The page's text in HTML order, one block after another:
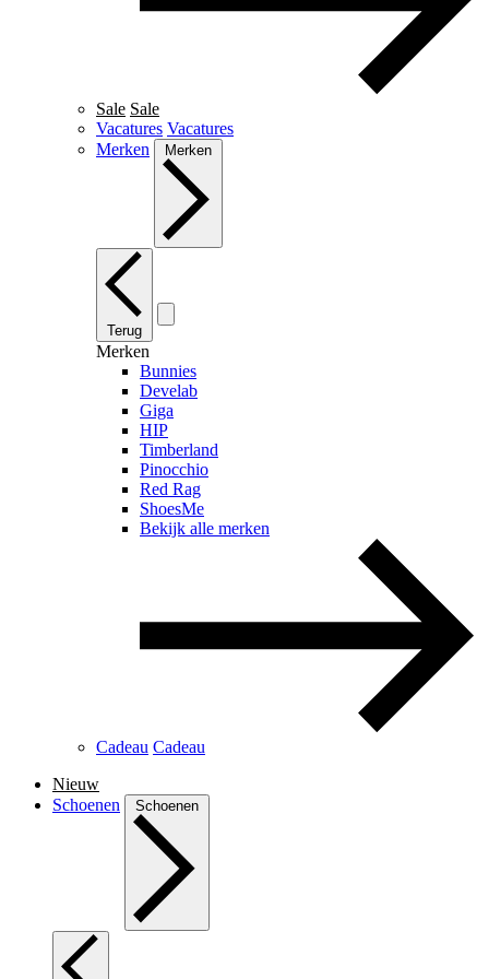
Sale Sale
Vacatures Vacatures
Merken
Merken
Terug
Merken
Bunnies
Develab
Giga
HIP
Timberland
Pinocchio
Red Rag
ShoesMe
Bekijk alle merken
Cadeau Cadeau
Nieuw
Schoenen
Schoenen